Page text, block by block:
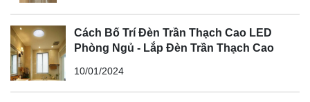
Cách Bố Trí Đèn Trần Thạch Cao LED
Phòng Ngủ - Lắp Đèn Trần Thạch Cao
10/01/2024